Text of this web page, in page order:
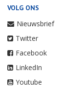
VOLG ONS
Nieuwsbrief
Twitter
Facebook
LinkedIn
Youtube